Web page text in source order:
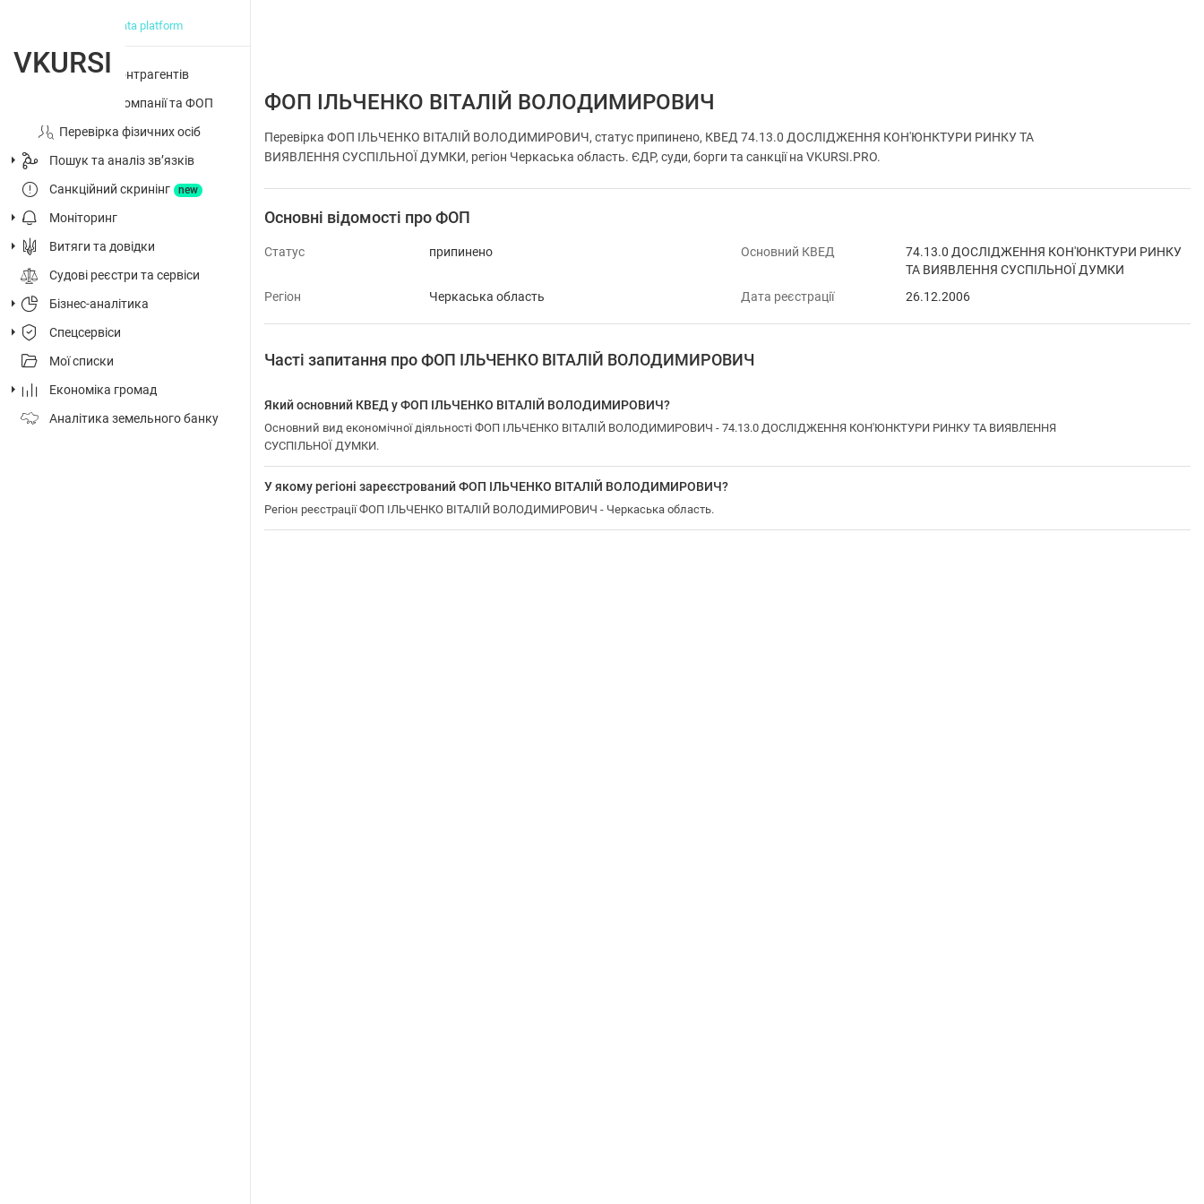
big data platform
Перевірка контрагентів
Досьє на компанії та ФОП
Перевірка фізичних осіб
Пошук та аналіз звʼязків
Санкційний скринінг
new
Моніторинг
Витяги та довідки
Судові реєстри та сервіси
Бізнес-аналітика
Спецсервіси
Мої списки
Економіка громад
Аналітика земельного банку
ФОП ІЛЬЧЕНКО ВІТАЛІЙ ВОЛОДИМИРОВИЧ
Перевірка ФОП ІЛЬЧЕНКО ВІТАЛІЙ ВОЛОДИМИРОВИЧ, статус припинено, КВЕД 74.13.0 ДОСЛІДЖЕННЯ КОН'ЮНКТУРИ РИНКУ ТА
ВИЯВЛЕННЯ СУСПІЛЬНОЇ ДУМКИ, регіон Черкаська область. ЄДР, суди, борги та санкції на VKURSI.PRO.
Основні відомості про ФОП
Статус припинено Основний КВЕД
74.13.0 ДОСЛІДЖЕННЯ КОН'ЮНКТУРИ РИНКУ
ТА ВИЯВЛЕННЯ СУСПІЛЬНОЇ ДУМКИ
Регіон
Черкаська область Дата реєстрації 26.12.2006
Часті запитання про ФОП ІЛЬЧЕНКО ВІТАЛІЙ ВОЛОДИМИРОВИЧ
Який основний КВЕД у ФОП ІЛЬЧЕНКО ВІТАЛІЙ ВОЛОДИМИРОВИЧ?
Основний вид економічної діяльності ФОП ІЛЬЧЕНКО ВІТАЛІЙ ВОЛОДИМИРОВИЧ - 74.13.0 ДОСЛІДЖЕННЯ КОН'ЮНКТУРИ РИНКУ ТА ВИЯВЛЕННЯ
СУСПІЛЬНОЇ ДУМКИ.
У якому регіоні зареєстрований ФОП ІЛЬЧЕНКО ВІТАЛІЙ ВОЛОДИМИРОВИЧ?
Регіон реєстрації ФОП ІЛЬЧЕНКО ВІТАЛІЙ ВОЛОДИМИРОВИЧ - Черкаська область.
VKURSI